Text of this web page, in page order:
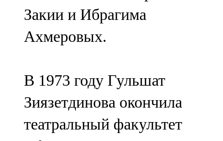
107,0 FM
Яр Чаллы
Закии и Ибрагима
Ахмеровых.
В 1973 году Гульшат
Зиязетдинова окончила
театральный факультет